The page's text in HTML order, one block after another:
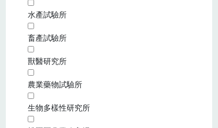
水產試驗所
畜產試驗所
獸醫研究所
農業藥物試驗所
生物多樣性研究所